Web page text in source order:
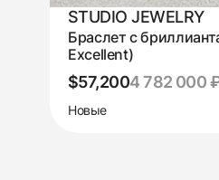
STUDIO JEWELRY
Браслет с
Excellent)
$57,2004 782 000
Новые